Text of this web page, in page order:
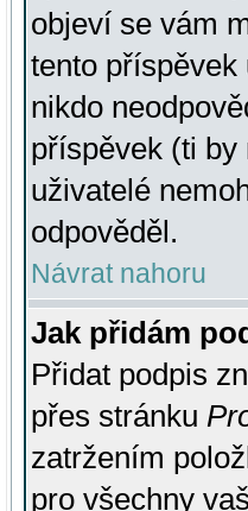
objeví se vám
tento příspěvek
nikdo
příspěvek (ti
uživatelé
odpověděl.
Návrat nahoru
Jak přidám
Přidat podpis
přes stránku
zatržením
pro všechny